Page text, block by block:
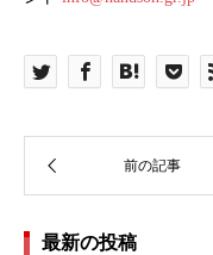
最新の投稿